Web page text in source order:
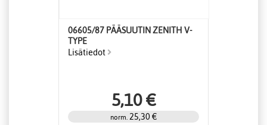
06605/87 PÄÄSUUTIN ZENITH V-
TYPE
Lisätiedot
5,10 €
norm. 25,30 €